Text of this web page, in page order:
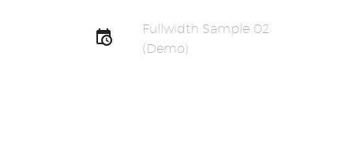
Fullwidth Sample 02
(Demo)